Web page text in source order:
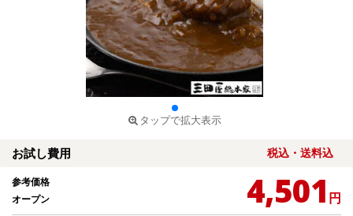
タップで拡大表示
お試し費用 税込・送料込
参考価格
オープン
4,501 円